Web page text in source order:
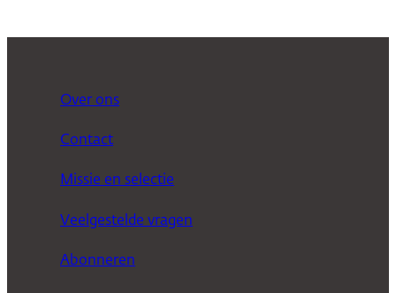
Over ons
Contact
Missie en selectie
Veelgestelde vragen
Abonneren